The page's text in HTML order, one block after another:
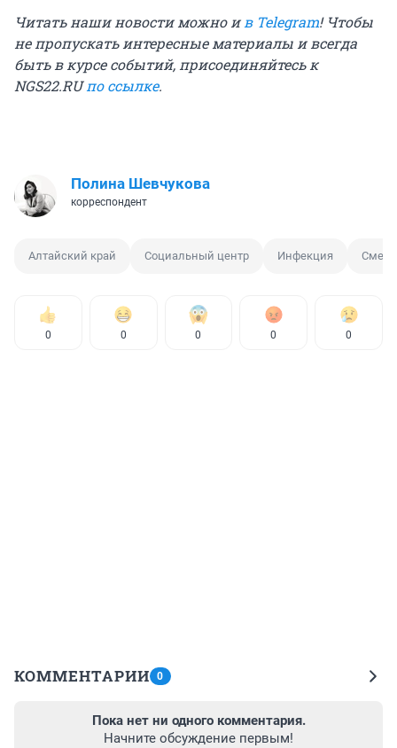
Читать наши новости можно ив Telegram! Чтобы
не пропускать интересные материалы и всегда
быть в курсе событий, присоединяйтесь к
NGS22.RUпо ссылке.
Полина Шевчукова
корреспондент
Алтайский край Социальный центр Инфекция
0 0 0 0 0
КОММЕНТАРИИ 0
Пока нет ни одного комментария.
Начните обсуждение первым!